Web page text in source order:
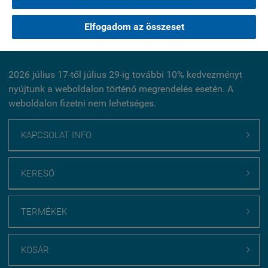
Elfogadom az összeset
Kérdés küldése
2026 július 17-től július 29-ig további 10% kedvezményt
nyújtunk a weboldalon történő megrendelés esetén. A
weboldalon fizetni nem lehetséges.
KAPCSOLAT INFO 
KERESŐ 
TERMÉKEK 
KOSÁR 